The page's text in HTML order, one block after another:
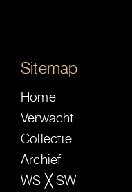
Sitemap
Home
Verwacht
Collectie
Archief
WS ╳ SW